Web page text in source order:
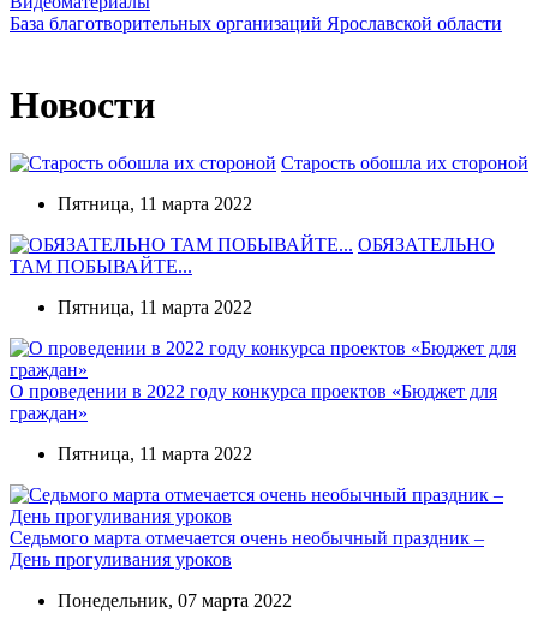
База благотворительных организаций Ярославской области
Новости
Старость обошла их стороной
Пятница, 11 марта 2022
ОБЯЗАТЕЛЬНО
ТАМ ПОБЫВАЙТЕ...
Пятница, 11 марта 2022
О проведении в 2022 году конкурса проектов «Бюджет для
граждан»
Пятница, 11 марта 2022
Седьмого марта отмечается очень необычный праздник –
День прогуливания уроков
Понедельник, 07 марта 2022